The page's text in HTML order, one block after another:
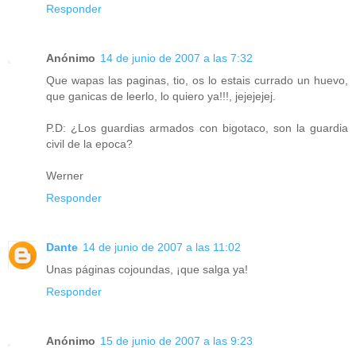
Responder
Anónimo 14 de junio de 2007 a las 7:32
Que wapas las paginas, tio, os lo estais currado un huevo,
que ganicas de leerlo, lo quiero ya!!!, jejejejej.
P.D: ¿Los guardias armados con bigotaco, son la guardia
civil de la epoca?
Werner
Responder
Dante 14 de junio de 2007 a las 11:02
Unas páginas cojoundas, ¡que salga ya!
Responder
Anónimo 15 de junio de 2007 a las 9:23